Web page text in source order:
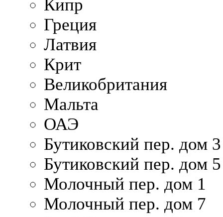
Кипр
Греция
Латвия
Крит
Великобритания
Мальта
ОАЭ
Бутиковский пер. дом 3
Бутиковский пер. дом 5
Молочный пер. дом 1
Молочный пер. дом 7